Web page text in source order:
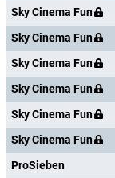
Sky Cinema Fun
Sky Cinema Fun
Sky Cinema Fun
Sky Cinema Fun
Sky Cinema Fun
Sky Cinema Fun
ProSieben